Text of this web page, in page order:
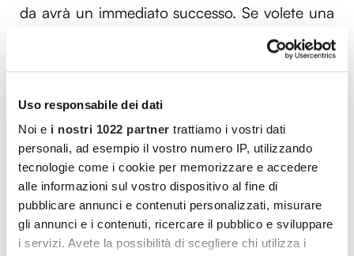
Uso responsabile dei dati
Noi e i nostri 1022 partner trattiamo i vostri dati
personali, ad esempio il vostro numero IP, utilizzando
tecnologie come i cookie per memorizzare e accedere
alle informazioni sul vostro dispositivo al fine di
pubblicare annunci e contenuti personalizzati, misurare
gli annunci e i contenuti, ricercare il pubblico e sviluppare
i servizi. Avete la possibilità di scegliere chi utilizza i
da avrà un immediato successo. Se volete una
bevanda rinfrescante da fare “last second”
basta versare direttamente nel bicchiere un
fredda e il gioco è fatto. Se invece volete
qualcosa di più artigianale e state cercando un
modo per sperimentare in cucina con i vostri
nipoti potete realizzare la vostra versione di
sciroppo alla menta. Vi serviranno 500 ml di
acqua, 300 grammi di zucchero, 70 grammi di
menta di qualsiasi varietà e un limone non